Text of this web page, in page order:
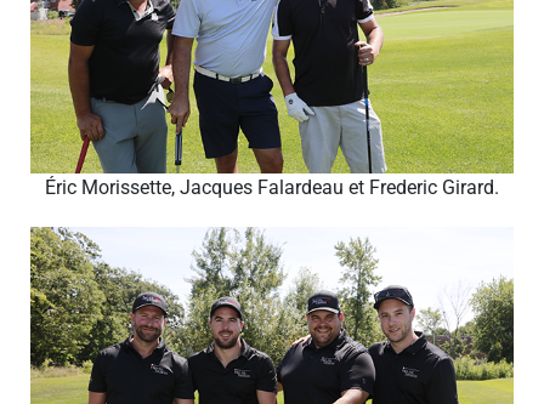
Éric Morissette, Jacques Falardeau et Frederic Girard.